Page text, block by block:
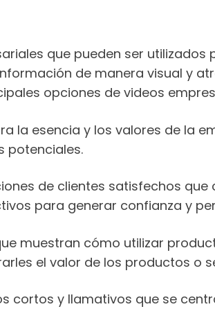
que pueden ser
de manera visual y
opciones de videos
la esencia y los valores de la
potenciales.
de clientes satisfechos
para generar confianza y
muestran cómo utilizar
el valor de los productos o
cortos y llamativos que se